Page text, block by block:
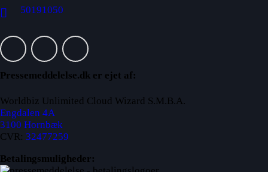
50191050
Pressemeddelelse.dk er ejet af:
Worldbiz Unlimited Cloud Wizard S.M.B.A.
Engdalen 4A
3100 Hornbæk
CVR: 32477259
Betalingsmuligheder: